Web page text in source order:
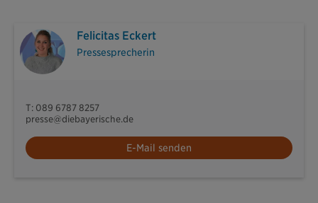
Felicitas Eckert
Pressesprecherin
T: 089 6787 8257
presse@diebayerische.de
E-Mail senden